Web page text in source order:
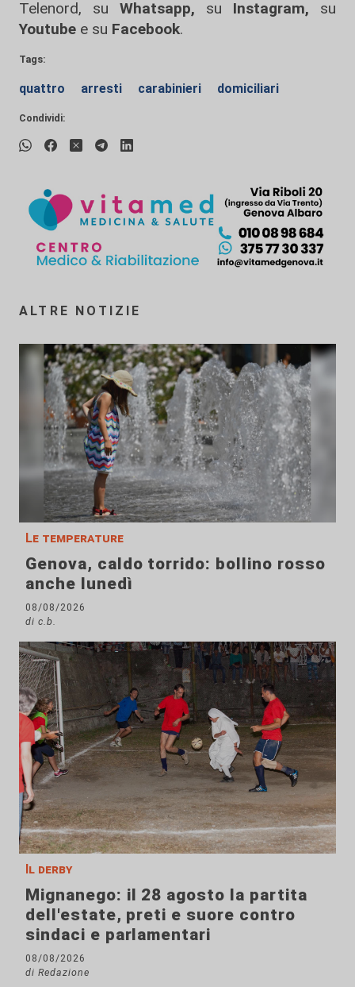
Telenord, su
Whatsapp, su Instagram, su
Youtube e su Facebook.
Tags:
quattro arresti carabinieri domiciliari
Condividi:
ALTRE NOTIZIE
Le temperature
Genova, caldo torrido: bollino rosso
anche lunedì
08/08/2026
di c.b.
Il derby
Mignanego: il 28 agosto la partita
dell'estate, preti e suore contro
sindaci e parlamentari
08/08/2026
di Redazione